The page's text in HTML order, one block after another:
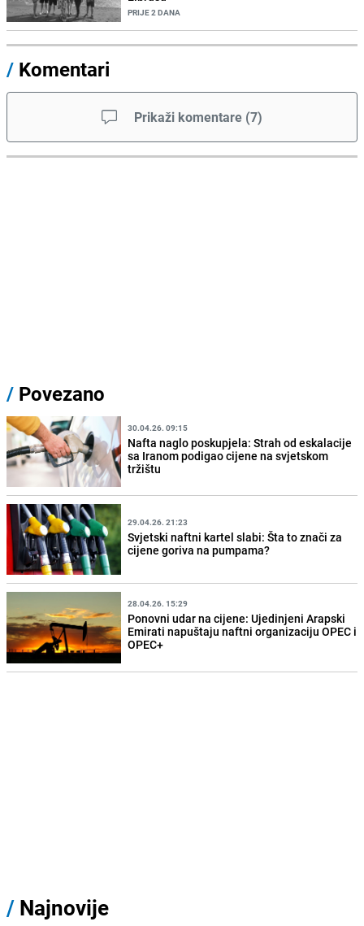
PRIJE 2 DANA
/ Komentari
Prikaži komentare (7)
/ Povezano
30.04.26. 09:15
Nafta naglo poskupjela: Strah od eskalacije
sa Iranom podigao cijene na svjetskom
tržištu
29.04.26. 21:23
Svjetski naftni kartel slabi: Šta to znači za
cijene goriva na pumpama?
28.04.26. 15:29
Ponovni udar na cijene: Ujedinjeni Arapski
Emirati napuštaju naftni organizaciju OPEC i
OPEC+
/ Najnovije